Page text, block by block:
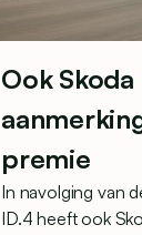
Ook
premie
In navolging van
ID.4 heeft ook